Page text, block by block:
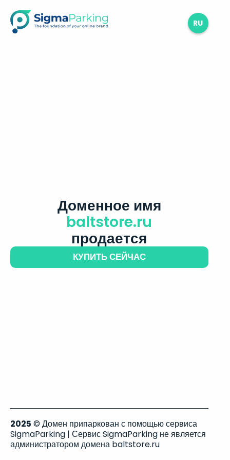
RU
Доменное имя
baltstore.ru
продается
КУПИТЬ СЕЙЧАС
2025 © Домен припаркован с помощью сервиса
SigmaParking | Сервис SigmaParking не является
администратором домена baltstore.ru